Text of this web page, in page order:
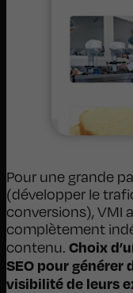
Pour une grande
(développer le
conversions), VMI
complètement
contenu. Choix
SEO pour
visibilité de leurs